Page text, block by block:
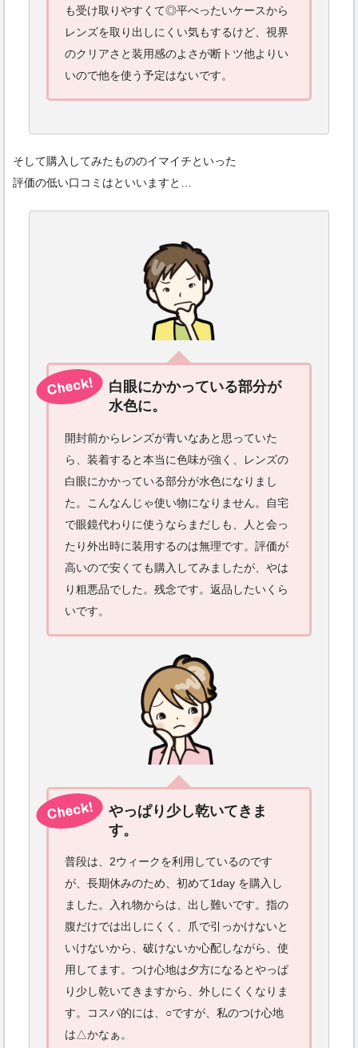
も受け取りやすくて◎平べったいケースから
レンズを取り出しにくい気もするけど、視界
のクリアさと装用感のよさが断トツ他よりい
いので他を使う予定はないです。
そして購入してみたもののイマイチといった
評価の低い口コミはといいますと…
白眼にかかっている部分が
水色に。
開封前からレンズが青いなあと思っていた
ら、装着すると本当に色味が強く、レンズの
白眼にかかっている部分が水色になりまし
た。こんなんじゃ使い物になりません。自宅
で眼鏡代わりに使うならまだしも、人と会っ
たり外出時に装用するのは無理です。評価が
高いので安くても購入してみましたが、やは
り粗悪品でした。残念です。返品したいくら
いです。
やっぱり少し乾いてきま
す。
普段は、2ウィークを利用しているのです
が、長期休みのため、初めて1day を購入し
ました。入れ物からは、出し難いです。指の
腹だけでは出しにくく、爪で引っかけないと
いけないから、破けないか心配しながら、使
用してます。つけ心地は夕方になるとやっぱ
り少し乾いてきますから、外しにくくなりま
す。コスパ的には、○ですが、私のつけ心地
は△かなぁ。